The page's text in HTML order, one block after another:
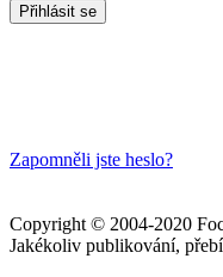
Zapomněli jste heslo?
Copyright © 2004-2020
Jakékoliv publikování,